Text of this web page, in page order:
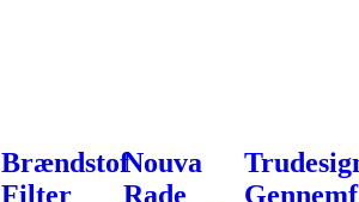
Brændstof
Filter
Nouva
Rade